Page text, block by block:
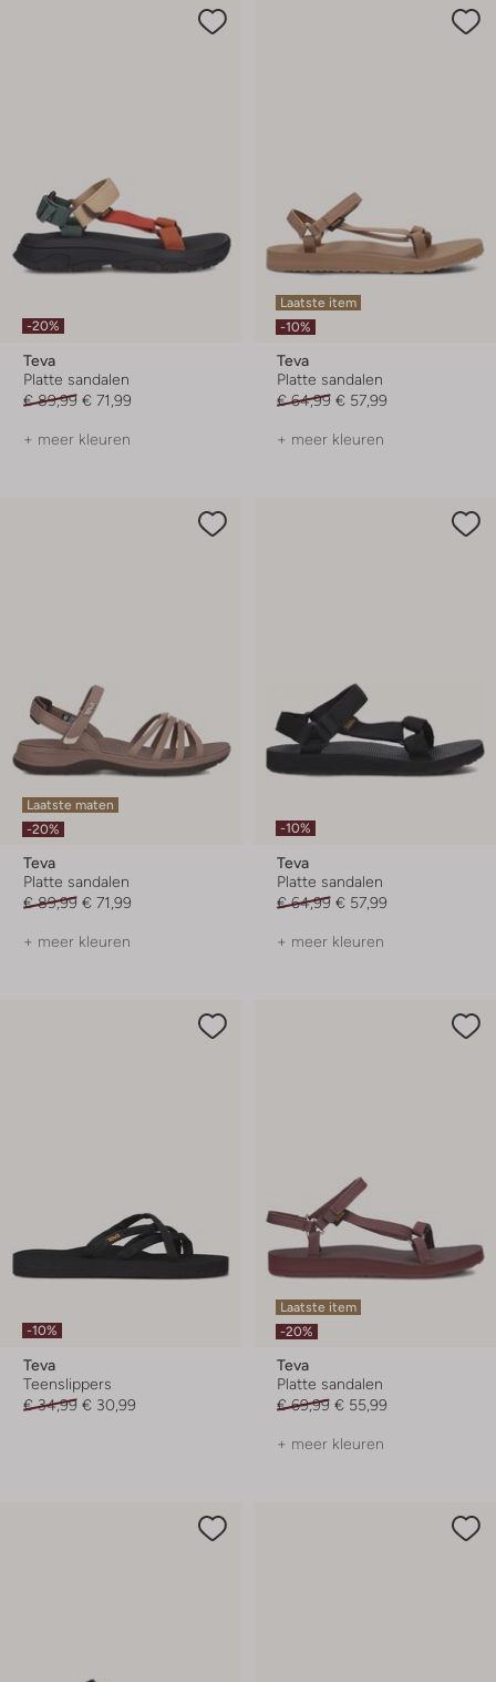
-20%
Teva
Platte sandalen
€ 89,99 € 71,99
+ meer kleuren
Laatste item
-10%
Teva
Platte sandalen
€ 64,99 € 57,99
+ meer kleuren
Laatste maten
-20%
Teva
Platte sandalen
€ 89,99 € 71,99
+ meer kleuren
-10%
Teva
Platte sandalen
€ 64,99 € 57,99
+ meer kleuren
-10%
Teva
Teenslippers
€ 34,99 € 30,99
Laatste item
-20%
Teva
Platte sandalen
€ 69,99 € 55,99
+ meer kleuren